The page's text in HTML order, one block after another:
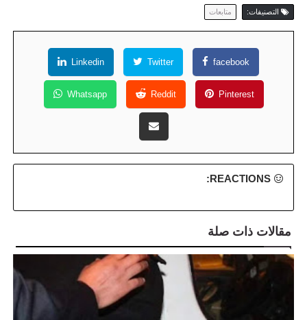
التصنيفات: متابعات
facebook
Twitter
Linkedin
Pinterest
Reddit
Whatsapp
REACTIONS:
مقالات ذات صلة